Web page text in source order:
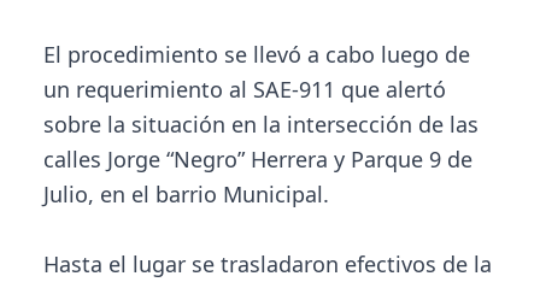
El procedimiento se llevó a cabo luego de
un requerimiento al SAE-911 que alertó
sobre la situación en la intersección de las
calles Jorge “Negro” Herrera y Parque 9 de
Julio, en el barrio Municipal.
Hasta el lugar se trasladaron efectivos de la